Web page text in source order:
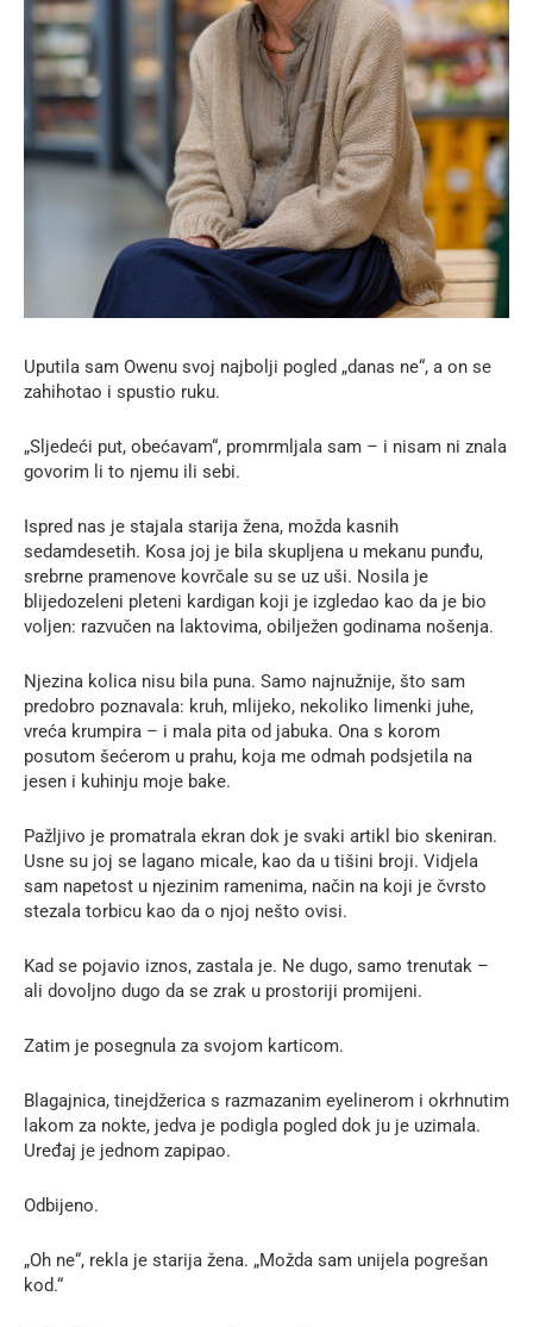
Uputila sam Owenu svoj najbolji pogled „danas ne“, a on se
zahihotao i spustio ruku.
„Sljedeći put, obećavam“, promrmljala sam – i nisam ni znala
govorim li to njemu ili sebi.
Ispred nas je stajala starija žena, možda kasnih
sedamdesetih. Kosa joj je bila skupljena u mekanu punđu,
srebrne pramenove kovrčale su se uz uši. Nosila je
blijedozeleni pleteni kardigan koji je izgledao kao da je bio
voljen: razvučen na laktovima, obilježen godinama nošenja.
Njezina kolica nisu bila puna. Samo najnužnije, što sam
predobro poznavala: kruh, mlijeko, nekoliko limenki juhe,
vreća krumpira – i mala pita od jabuka. Ona s korom
posutom šećerom u prahu, koja me odmah podsjetila na
jesen i kuhinju moje bake.
Pažljivo je promatrala ekran dok je svaki artikl bio skeniran.
Usne su joj se lagano micale, kao da u tišini broji. Vidjela
sam napetost u njezinim ramenima, način na koji je čvrsto
stezala torbicu kao da o njoj nešto ovisi.
Kad se pojavio iznos, zastala je. Ne dugo, samo trenutak –
ali dovoljno dugo da se zrak u prostoriji promijeni.
Zatim je posegnula za svojom karticom.
Blagajnica, tinejdžerica s razmazanim eyelinerom i okrhnutim
lakom za nokte, jedva je podigla pogled dok ju je uzimala.
Uređaj je jednom zapipao.
Odbijeno.
„Oh ne“, rekla je starija žena. „Možda sam unijela pogrešan
kod.“